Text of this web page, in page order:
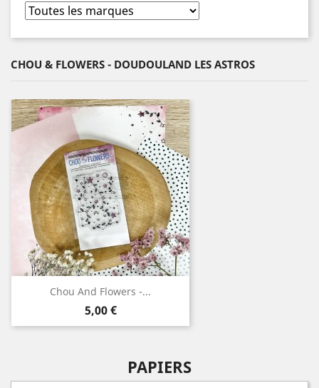
CHOU & FLOWERS - DOUDOULAND LES ASTROS
Chou And Flowers -...
Prix
5,00 €
PAPIERS